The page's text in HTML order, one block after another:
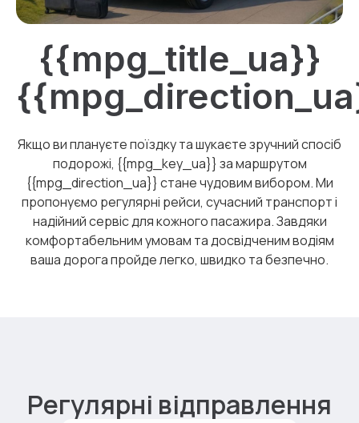
{{mpg_title_ua}}
Якщо ви плануєте поїздку та шукаєте зручний спосіб
подорожі, {{mpg_key_ua}} за маршрутом
{{mpg_direction_ua}} стане чудовим вибором. Ми
пропонуємо регулярні рейси, сучасний транспорт і
надійний сервіс для кожного пасажира. Завдяки
комфортабельним умовам та досвідченим водіям
ваша дорога пройде легко, швидко та безпечно.
Регулярні відправлення